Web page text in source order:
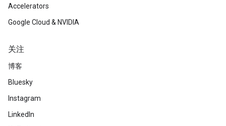
Accelerators
Google Cloud & NVIDIA
关注
博客
Bluesky
Instagram
LinkedIn